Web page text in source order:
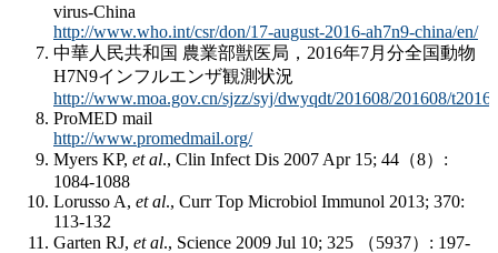
virus-China
http://www.who.int/csr/don/17-august-2016-ah7n9-china/en/
中華人民共和国 農業部獣医局，2016年7月分全国動物
H7N9インフルエンザ観測状況
http://www.moa.gov.cn/sjzz/syj/dwyqdt/201608/201608/
ProMED mail
http://www.promedmail.org/
Myers KP, et al., Clin Infect Dis 2007 Apr 15; 44（8）:
1084-1088
Lorusso A, et al., Curr Top Microbiol Immunol 2013; 370:
113-132
Garten RJ, et al., Science 2009 Jul 10; 325 （5937）: 197-